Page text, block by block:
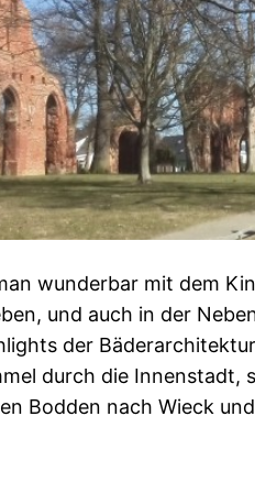
wunderbar mit dem
und auch in der
der
durch die Innenstadt,
Bodden nach Wieck